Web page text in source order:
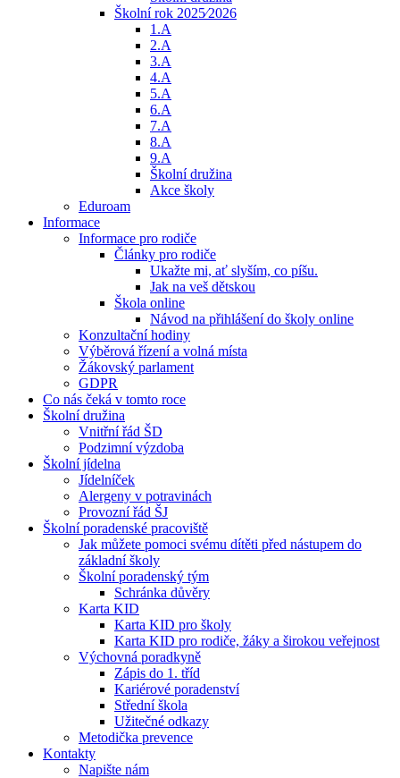
Školní rok 2025⁄2026
1.A
2.A
3.A
4.A
5.A
6.A
7.A
8.A
9.A
Školní družina
Akce školy
Eduroam
Informace
Informace pro rodiče
Články pro rodiče
Ukažte mi, ať slyším, co píšu.
Jak na veš dětskou
Škola online
Návod na přihlášení do školy online
Konzultační hodiny
Výběrová řízení a volná místa
Žákovský parlament
GDPR
Co nás čeká v tomto roce
Školní družina
Vnitřní řád ŠD
Podzimní výzdoba
Školní jídelna
Jídelníček
Alergeny v potravinách
Provozní řád ŠJ
Školní poradenské pracoviště
Jak můžete pomoci svému dítěti před nástupem do
základní školy
Školní poradenský tým
Schránka důvěry
Karta KID
Karta KID pro školy
Karta KID pro rodiče, žáky a širokou veřejnost
Výchovná poradkyně
Zápis do 1. tříd
Kariérové poradenství
Střední škola
Užitečné odkazy
Metodička prevence
Kontakty
Napište nám